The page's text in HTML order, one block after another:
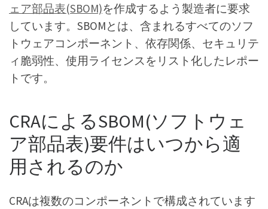
ェア部品表(SBOM)を作成するよう製造者に要求
しています。SBOMとは、含まれるすべてのソフ
トウェアコンポーネント、依存関係、セキュリテ
ィ脆弱性、使用ライセンスをリスト化したレポー
トです。
CRAによるSBOM(ソフトウェ
ア部品表)要件はいつから適
用されるのか
CRAは複数のコンポーネントで構成されています